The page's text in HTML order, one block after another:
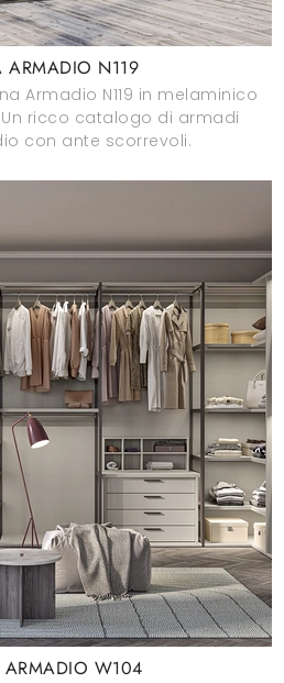
ARMADIO N119
Armadio N119 in melaminico
ricco catalogo di armadi
con ante scorrevoli.
W104